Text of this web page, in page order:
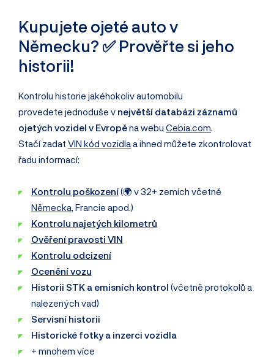
Kupujete ojeté auto v
Německu? ✅ Prověřte si jeho
historii!
Kontrolu historie jakéhokoliv automobilu
provedete jednoduše v největší databázi záznamů
ojetých vozidel v Evropěna webu Cebia.com
Stačí zadat VIN kód vozidla a ihned můžete zkontrolovat
řadu informací:
Kontrolu poškození(🌍 v 32+ zemích včetně
Německa, Francie apod.)
Kontrolu najetých kilometrů
Ověření pravosti VIN
Kontrolu odcizení
Ocenění vozu
Historii STK a emisních kontrol (včetně protokolů a
nalezených vad)
Servisní historii
Historické fotky a inzerci vozidla
+ mnohem více